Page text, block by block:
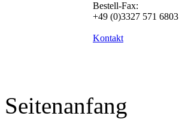
Bestell-Fax:
+49 (0)3327 571 6803
Kontakt
Seitenanfang